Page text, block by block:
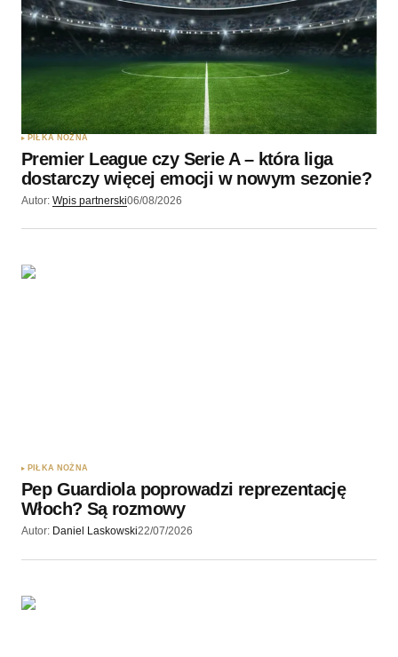
Twój adres e-mail
Zapamiętaj moje dane w tej przeglądarce podczas
pisania kolejnych komentarzy.
Wyślij komentarz
PIŁKA NOŻNA
Premier League czy Serie A – która liga
dostarczy więcej emocji w nowym sezonie?
Autor: Wpis partnerski06/08/2026
PIŁKA NOŻNA
Pep Guardiola poprowadzi reprezentację
Włoch? Są rozmowy
Autor: Daniel Laskowski22/07/2026